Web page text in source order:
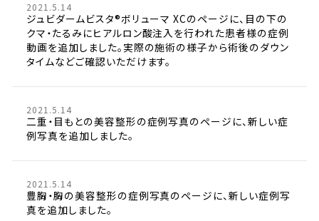
2021.5.14
ジュビダームビスタ®ボリューマ XCのページに、目の下の
クマ・たるみにヒアルロン酸注入を行われた患者様の症例
動画を追加しました。実際の施術の様子から術後のダウン
タイムなどご確認いただけます。
2021.5.14
二重・目もとの美容整形の症例写真のページに、新しい症
例写真を追加しました。
2021.5.14
豊胸・胸の美容整形の症例写真のページに、新しい症例写
真を追加しました。